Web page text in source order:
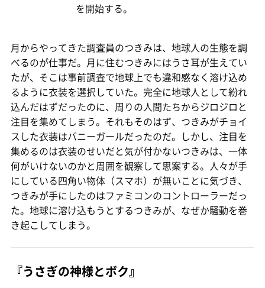
を開始する。
月からやってきた調査員のつきみは、地球人の生態を調
べるのが仕事だ。月に住むつきみにはうさ耳が生えてい
たが、そこは事前調査で地球上でも違和感なく溶け込め
るように衣装を選択していた。完全に地球人として紛れ
込んだはずだったのに、周りの人間たちからジロジロと
注目を集めてしまう。それもそのはず、つきみがチョイ
スした衣装はバニーガールだったのだ。しかし、注目を
集めるのは衣装のせいだと気が付かないつきみは、一体
何がいけないのかと周囲を観察して思案する。人々が手
にしている四角い物体（スマホ）が無いことに気づき、
つきみが手にしたのはファミコンのコントローラーだっ
た。地球に溶け込もうとするつきみが、なぜか騒動を巻
き起こしてしまう。
『うさぎの神様とボク』